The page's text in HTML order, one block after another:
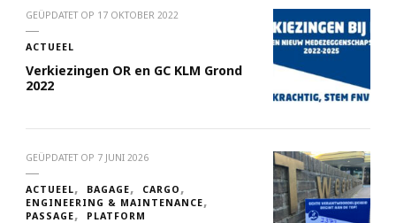
GEÜPDATET OP 17 OKTOBER 2022
ACTUEEL
Verkiezingen OR en GC KLM Grond
2022
GEÜPDATET OP 7 JUNI 2026
ACTUEEL BAGAGE
CARGO
ENGINEERING & MAINTENANCE
PASSAGE
PLATFORM